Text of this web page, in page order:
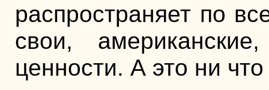
распространяет по
свои,
ценности. А это ни